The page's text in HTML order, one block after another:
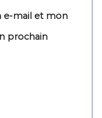
e-mail et mon
prochain